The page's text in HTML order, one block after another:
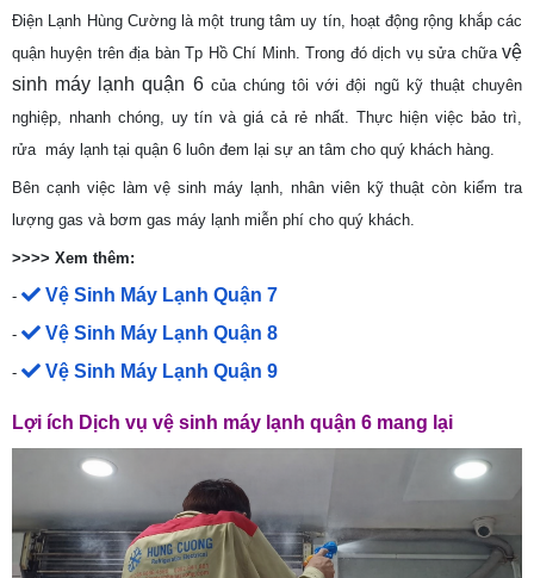
Điện Lạnh Hùng Cường là một trung tâm uy tín, hoạt động rộng khắp các
quận huyện trên địa bàn Tp Hồ Chí Minh. Trong đó dịch vụ sửa chữa vệ
sinh máy lạnh quận 6của chúng tôi với đội ngũ kỹ thuật chuyên
nghiệp, nhanh chóng, uy tín và giá cả rẻ nhất. Thực hiện việc bảo trì,
rửa máy lạnh tại quận 6 luôn đem lại sự an tâm cho quý khách hàng.
Bên cạnh việc làm vệ sinh máy lạnh, nhân viên kỹ thuật còn kiểm tra
lượng gas và bơm gas máy lạnh miễn phí cho quý khách.
>>>> Xem thêm:
- Vệ Sinh Máy Lạnh Quận 7
- Vệ Sinh Máy Lạnh Quận 8
- Vệ Sinh Máy Lạnh Quận 9
Lợi ích Dịch vụ vệ sinh máy lạnh quận 6 mang lại